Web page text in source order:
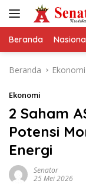
Beranda
Beranda Ekonomi
Ekonomi
2 Saham
Potensi
Energi
Senator
25 Mei 2026